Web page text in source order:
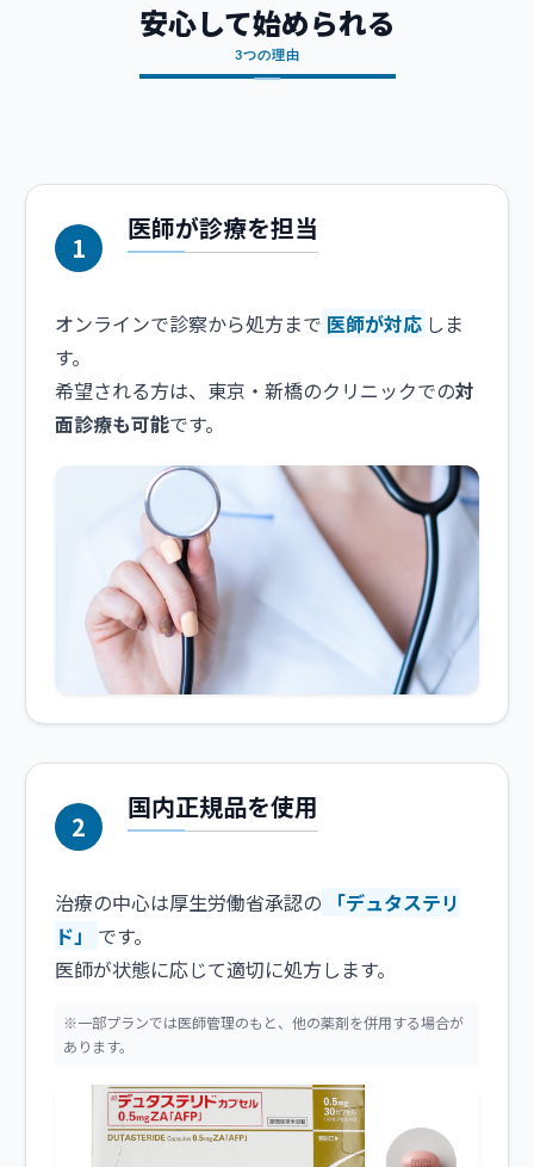
安心して始められる
3つの理由
1
医師が診療を担当
オンラインで診察から処方まで 医師が対応 しま
す。
希望される方は、東京・新橋のクリニックでの対
面診療も可能です。
2
国内正規品を使用
治療の中心は厚生労働省承認の
「デュタステリ
ド」
です。
医師が状態に応じて適切に処方します。
※一部プランでは医師管理のもと、他の薬剤を併用する場合が
あります。